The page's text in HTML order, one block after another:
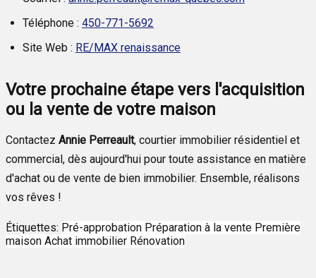
Téléphone : 450-771-5692
Site Web : RE/MAX renaissance
Votre prochaine étape vers l'acquisition
ou la vente de votre maison
Contactez Annie Perreault, courtier immobilier résidentiel et
commercial, dès aujourd'hui pour toute assistance en matière
d'achat ou de vente de bien immobilier. Ensemble, réalisons
vos rêves !
Étiquettes: Pré-approbation Préparation à la vente Première
maison Achat immobilier Rénovation